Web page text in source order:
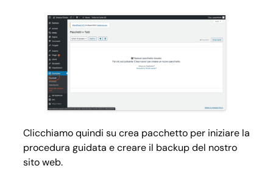
Clicchiamo quindi su crea pacchetto per iniziare la
procedura guidata e creare il backup del nostro
sito web.